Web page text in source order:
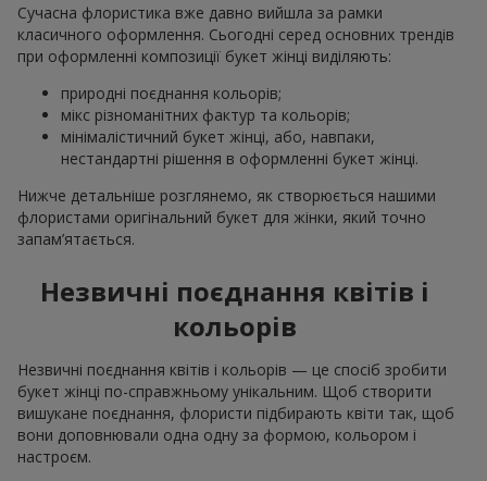
Сучасна флористика вже давно вийшла за рамки
класичного оформлення. Сьогодні серед основних трендів
при оформленні композиції букет жінці виділяють:
природні поєднання кольорів;
мікс різноманітних фактур та кольорів;
мінімалістичний букет жінці, або, навпаки,
нестандартні рішення в оформленні букет жінці.
Нижче детальніше розглянемо, як створюється нашими
флористами оригінальний букет для жінки, який точно
запам’ятається.
Незвичні поєднання квітів і
кольорів
Незвичні поєднання квітів і кольорів — це спосіб зробити
букет жінці по-справжньому унікальним. Щоб створити
вишукане поєднання, флористи підбирають квіти так, щоб
вони доповнювали одна одну за формою, кольором і
настроєм.